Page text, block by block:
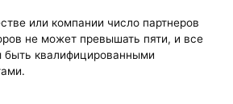
или компании число партнеров
не может превышать пяти, и все
квалифицированными